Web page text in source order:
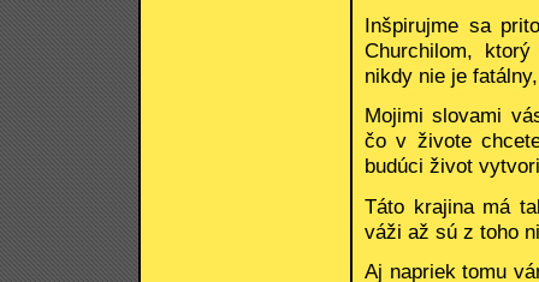
Inšpirujme sa
Churchilom,
nikdy nie je
Mojimi slovami
čo v živote
budúci život
Táto krajina má
váži až sú z toho
Aj napriek tomu